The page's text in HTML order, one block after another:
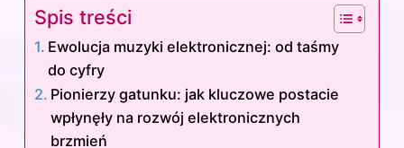
Spis treści
Ewolucja muzyki elektronicznej: od taśmy
do cyfry
Pionierzy gatunku: jak kluczowe postacie
wpłynęły na rozwój elektronicznych
brzmień